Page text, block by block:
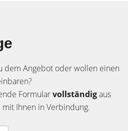
dem Angebot oder wollen einen
Formularvollständigaus
Ihnen in Verbindung.